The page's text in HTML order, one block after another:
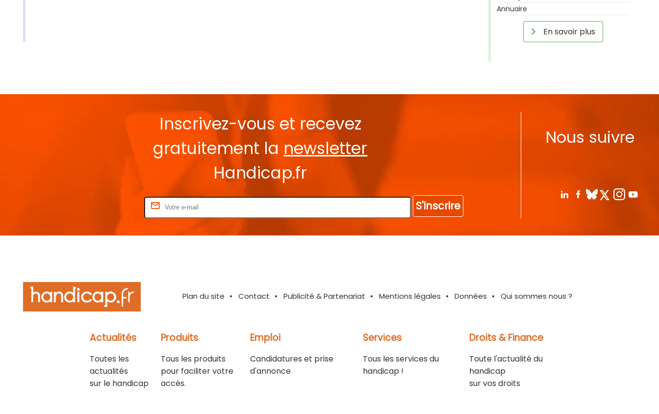
Annuaire
En savoir plus
Inscrivez-vous et recevez
gratuitement la newsletter
Handicap.fr
S'inscrire
Nous suivre
Plan du site Contact Publicité & Partenariat Mentions légales Données Qui sommes nous ?
Actualités
Toutes les
actualités
sur le handicap
Produits
Tous les produits
pour faciliter votre
accès.
Emploi
Candidatures et prise
d'annonce
Services
Tous les services du
handicap !
Droits & Finance
Toute l'actualité du
handicap
sur vos droits